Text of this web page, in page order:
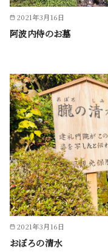
2021年3月16日
阿波内侍のお墓
2021年3月16日
おぼろの清水